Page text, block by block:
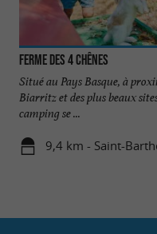
Ferme des 4 Chênes
Situé au Pays Basque, à
Biarritz et des plus beaux
camping se ...
9,4 km - Saint-